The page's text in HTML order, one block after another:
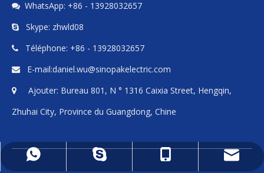
 WhatsApp: +86 - 13928032657
 Skype: zhwld08
 Téléphone: +86 - 13928032657
 E-mail:daniel.wu@sinopakelectric.com
 Ajouter: Bureau 801, N ° 1316 Caixia Street, Hengqin,
Zhuhai City, Province du Guangdong, Chine
+86 - 13928032657
+86 - 13928032657
daniel.wu@sinopakelectric.com